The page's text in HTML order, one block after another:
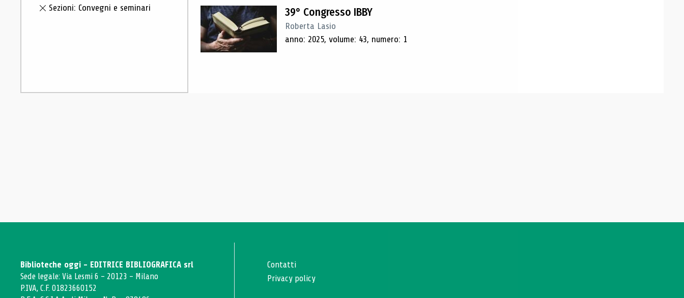
Sezioni: Convegni e seminari
39° Congresso IBBY
Roberta Lasio
anno: 2025, volume: 43, numero: 1
Biblioteche oggi - EDITRICE BIBLIOGRAFICA srl
Sede legale: Via Lesmi 6 - 20123 - Milano
P.IVA, C.F. 01823660152
Contatti
Privacy policy